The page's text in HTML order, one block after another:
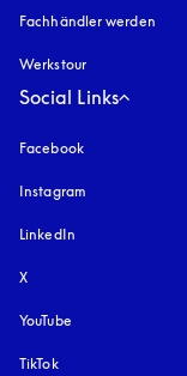
Fachhändler werden
Werkstour
Social Links
Facebook
Instagram
LinkedIn
X
YouTube
TikTok